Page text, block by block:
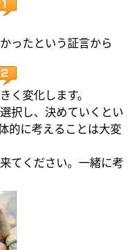
ったという証言から
く変化します。
択し、決めていくとい
的に考えることは大変
てください。一緒に考